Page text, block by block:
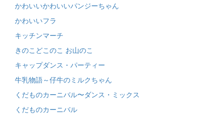
かわいいかわいいパンジーちゃん
かわいいフラ
キッチンマーチ
きのこどこのこ お山のこ
キャップダンス・パーティー
牛乳物語～仔牛のミルクちゃん
くだものカーニバル〜ダンス・ミックス
くだものカーニバル